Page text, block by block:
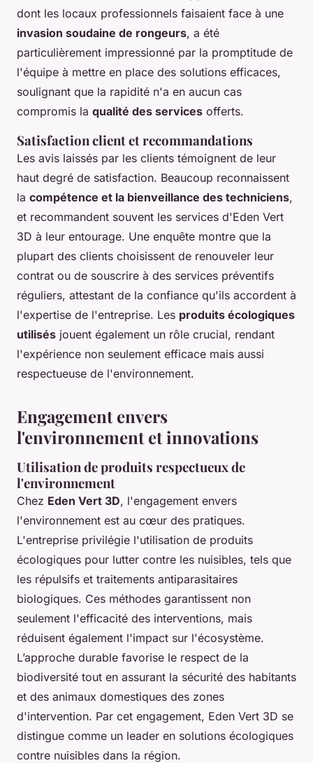
dont les locaux professionnels faisaient face à une
invasion soudaine de rongeurs, a été
particulièrement impressionné par la promptitude de
l'équipe à mettre en place des solutions efficaces,
soulignant que la rapidité n'a en aucun cas
compromis la qualité des services offerts.
Satisfaction client et recommandations
Les avis laissés par les clients témoignent de leur
haut degré de satisfaction. Beaucoup reconnaissent
la compétence et la bienveillance des techniciens,
et recommandent souvent les services d'Eden Vert
3D à leur entourage. Une enquête montre que la
plupart des clients choisissent de renouveler leur
contrat ou de souscrire à des services préventifs
réguliers, attestant de la confiance qu'ils accordent à
l'expertise de l'entreprise. Les produits écologiques
utilisés jouent également un rôle crucial, rendant
l'expérience non seulement efficace mais aussi
respectueuse de l'environnement.
Engagement envers
l'environnement et innovations
Utilisation de produits respectueux de
l'environnement
Chez Eden Vert 3D, l'engagement envers
l'environnement est au cœur des pratiques.
L'entreprise privilégie l'utilisation de produits
écologiques pour lutter contre les nuisibles, tels que
les répulsifs et traitements antiparasitaires
biologiques. Ces méthodes garantissent non
seulement l'efficacité des interventions, mais
réduisent également l'impact sur l'écosystème.
L’approche durable favorise le respect de la
biodiversité tout en assurant la sécurité des habitants
et des animaux domestiques des zones
d'intervention. Par cet engagement, Eden Vert 3D se
distingue comme un leader en solutions écologiques
contre nuisibles dans la région.